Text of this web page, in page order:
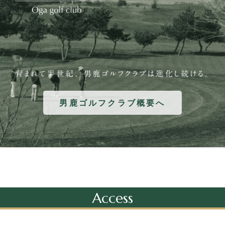
男鹿ゴルフクラブ概要へ
Access